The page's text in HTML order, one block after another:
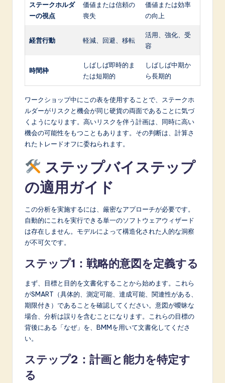
ステークホルダ
ーの視点
価値または信頼の
喪失
価値または効率
の向上
経営行動 軽減、回避、移転
活用、強化、受
容
時間枠
しばしば即時的ま
たは短期的
しばしば中期か
ら長期的
ワークショップ中にこの表を使用することで、ステークホ
ルダーがリスクと機会が同じ硬貨の両面であることに気づ
くようになります。高いリスクを伴う計画は、同時に高い
機会の可能性をもつこともあります。その判断は、計算さ
れたトレードオフに委ねられます。
ステップバイステップ
の適用ガイド
この分析を実施するには、厳密なアプローチが必要です。
自動的にこれを実行できる単一のソフトウェアウィザード
は存在しません。モデルによって構造化された人的な洞察
が不可欠です。
ステップ1：戦略的意図を定義する
まず、目標と目的を文書化することから始めます。これら
がSMART（具体的、測定可能、達成可能、関連性がある、
期限付き）であることを確認してください。意図が曖昧な
場合、分析は誤りを含むことになります。これらの目標の
背後にある「なぜ」を、BMMを用いて文書化してくださ
い。
ステップ2：計画と能力を特定す
る